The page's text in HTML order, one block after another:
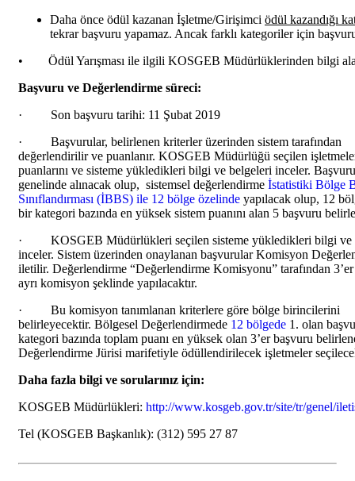
Daha önce ödül kazanan İşletme/Girişimci ödül kazandığı
tekrar başvuru yapamaz. Ancak farklı kategoriler için
• Ödül Yarışması ile ilgili KOSGEB Müdürlüklerinden bilgi
Başvuru ve Değerlendirme süreci:
· Son başvuru tarihi: 11 Şubat 2019
· Başvurular, belirlenen kriterler üzerinden sistem tarafından
değerlendirilir ve puanlanır. KOSGEB Müdürlüğü seçilen
puanlarını ve sisteme yükledikleri bilgi ve belgeleri inceler.
genelinde alınacak olup, sistemsel değerlendirme İstatistiki Bölge
Sınıflandırması (İBBS) ile 12 bölge özelinde yapılacak olup, 12
bir kategori bazında en yüksek sistem puanını alan 5 başvuru
· KOSGEB Müdürlükleri seçilen sisteme yükledikleri bilgi ve
inceler. Sistem üzerinden onaylanan başvurular Komisyon
iletilir. Değerlendirme “Değerlendirme Komisyonu” tarafından
ayrı komisyon şeklinde yapılacaktır.
· Bu komisyon tanımlanan kriterlere göre bölge birincilerini
belirleyecektir. Bölgesel Değerlendirmede 12 bölgede 1. olan
kategori bazında toplam puanı en yüksek olan 3’er başvuru
Değerlendirme Jürisi marifetiyle ödüllendirilecek işletmeler
Daha fazla bilgi ve sorularınız için:
KOSGEB Müdürlükleri: http://www.kosgeb.gov.tr/site/tr/genel/
Tel (KOSGEB Başkanlık): (312) 595 27 87